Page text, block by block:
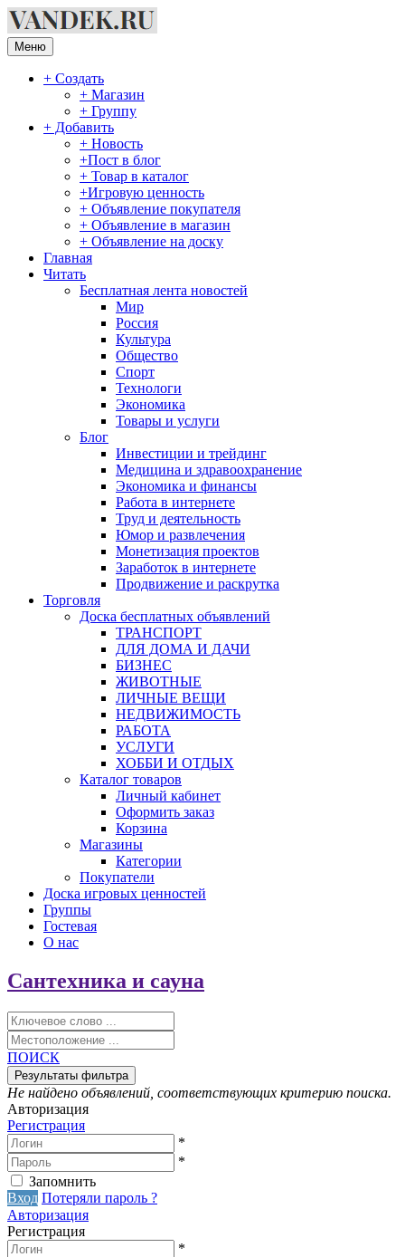
Перейти
к
содержимому
Меню
+ Создать
+ Магазин
+ Группу
+ Добавить
+ Новость
+Пост в блог
+ Товар в каталог
+Игровую ценность
+ Объявление покупателя
+ Объявление в магазин
+ Объявление на доску
Главная
Читать
Бесплатная лента новостей
Мир
Россия
Культура
Общество
Спорт
Технологи
Экономика
Товары и услуги
Блог
Инвестиции и трейдинг
Медицина и здравоохранение
Экономика и финансы
Работа в интернете
Труд и деятельность
Юмор и развлечения
Монетизация проектов
Заработок в интернете
Продвижение и раскрутка
Торговля
Доска бесплатных объявлений
ТРАНСПОРТ
ДЛЯ ДОМА И ДАЧИ
БИЗНЕС
ЖИВОТНЫЕ
ЛИЧНЫЕ ВЕЩИ
НЕДВИЖИМОСТЬ
РАБОТА
УСЛУГИ
ХОББИ И ОТДЫХ
Каталог товаров
Личный кабинет
Оформить заказ
Корзина
Магазины
Категории
Покупатели
Доска игровых ценностей
Группы
Гостевая
О нас
Сантехника и сауна
ПОИСК
Не найдено объявлений, соответствующих критерию поиска.
Авторизация
Регистрация
*
*
Запомнить
Вход Потеряли пароль ?
Авторизация
Регистрация
*